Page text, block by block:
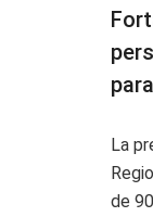
La
de